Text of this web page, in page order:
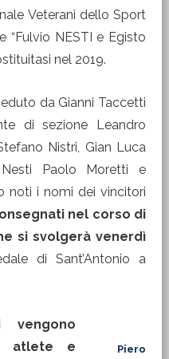
Veterani dello Sport
NESTI e Egisto
nel 2019.
da Gianni Taccetti
di sezione Leandro
Nistri, Gian Luca
Nesti Paolo Moretti e
noti i nomi dei vincitori
nel corso di
si svolgerà venerdì
di Sant’Antonio a
Piero
vengono
atlete e